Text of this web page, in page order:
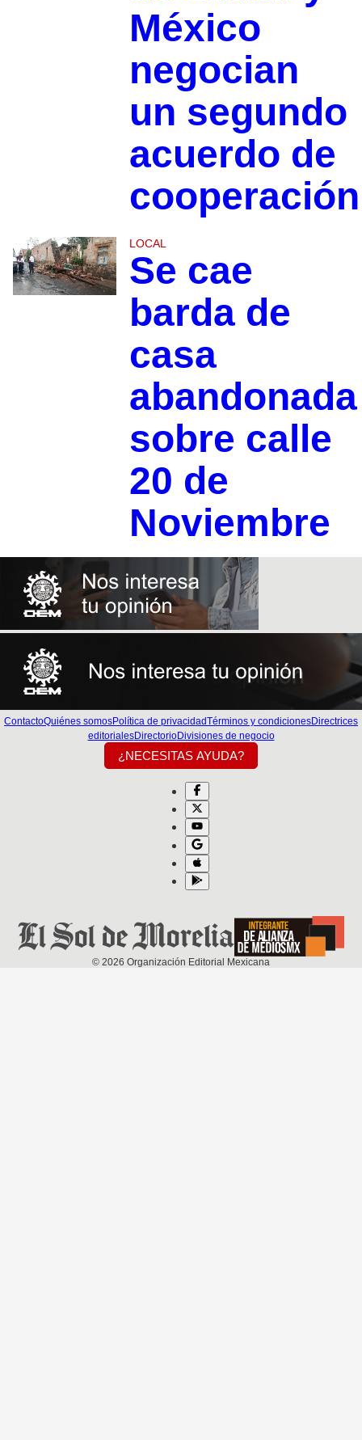
México
negocian
un segundo
acuerdo de
cooperación
LOCAL
Se cae
barda de
casa
abandonada
sobre calle
20 de
Noviembre
ContactoQuiénes somosPolítica de privacidadTérminos y condicionesDirectrices
editorialesDirectorioDivisiones de negocio
¿NECESITAS AYUDA?
© 2026 Organización Editorial Mexicana